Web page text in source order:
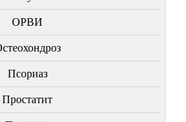
ОРВИ
Пcориаз
Простатит